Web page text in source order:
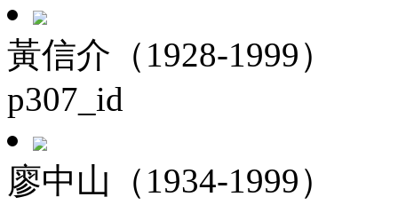
黃信介（1928-1999）
p307_id
廖中山（1934-1999）